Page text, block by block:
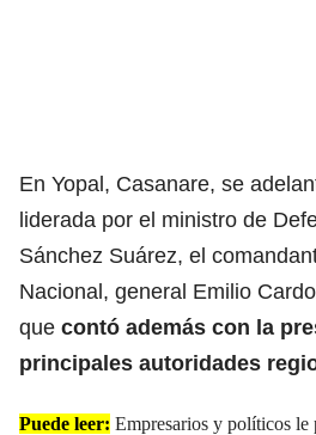
En Yopal, Casanare, se
liderada por el ministro de
Sánchez Suárez, el
Nacional, general Emilio
que contó además con la
principales autoridades
Puede leer: Empresarios y políticos